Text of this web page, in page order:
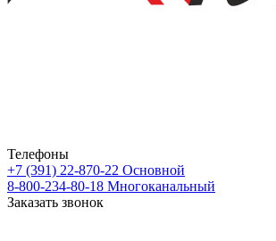
Телефоны
+7 (391) 22-870-22 Основной
8-800-234-80-18 Многоканальный
Заказать звонок